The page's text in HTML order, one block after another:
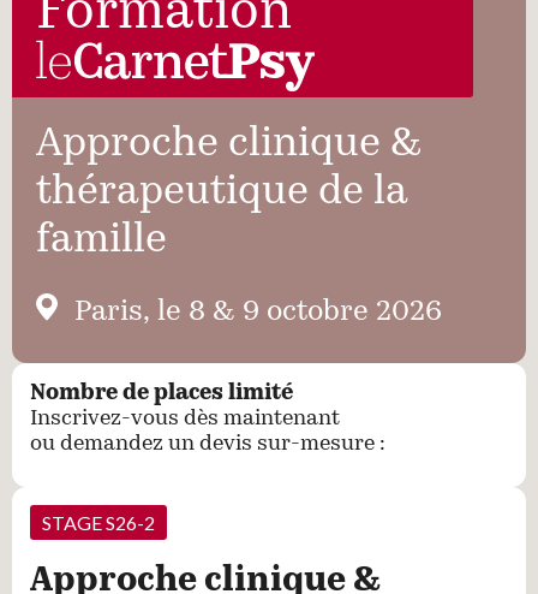
Entretiens
Revues
Colloque
Mon compte
Formation
Approche clinique &
thérapeutique de la
famille
Paris, le 8 & 9 octobre 2026
Nombre de places limité
Inscrivez-vous dès maintenant
ou demandez un devis sur-mesure :
STAGE S26-2
Approche clinique &